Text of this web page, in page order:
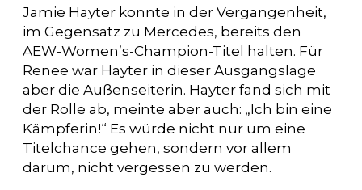
Jamie Hayter konnte in der Vergangenheit,
im Gegensatz zu Mercedes, bereits den
AEW-Women’s-Champion-Titel halten. Für
Renee war Hayter in dieser Ausgangslage
aber die Außenseiterin. Hayter fand sich mit
der Rolle ab, meinte aber auch: „Ich bin eine
Kämpferin!“ Es würde nicht nur um eine
Titelchance gehen, sondern vor allem
darum, nicht vergessen zu werden.